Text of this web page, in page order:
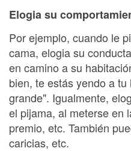
Elogia su
Por ejemplo, cuando le
cama, elogia su
en camino a su
bien, te estás yendo a
grande". Igualmente,
el pijama, al meterse en
premio, etc. También
caricias, etc.